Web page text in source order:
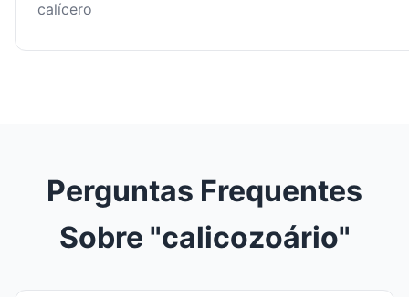
calícero
Perguntas Frequentes
Sobre "calicozoário"